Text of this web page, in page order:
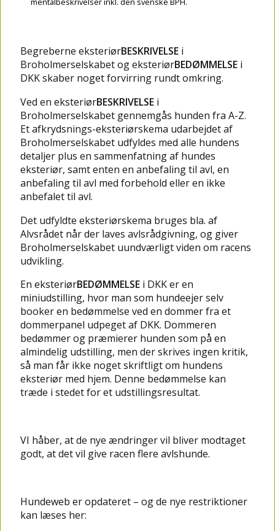
Begreberne eksteriørBESKRIVELSE i
Broholmerselskabet og eksteriørBEDØMMELSE i
DKK skaber noget forvirring rundt omkring.
Ved en eksteriørBESKRIVELSE i
Broholmerselskabet gennemgås hunden fra A-Z.
Et afkrydsnings-eksteriørskema udarbejdet af
Broholmerselskabet udfyldes med alle hundens
detaljer plus en sammenfatning af hundes
eksteriør, samt enten en anbefaling til avl, en
anbefaling til avl med forbehold eller en ikke
anbefalet til avl.
Det udfyldte eksteriørskema bruges bla. af
Alvsrådet når der laves avlsrådgivning, og giver
Broholmerselskabet uundværligt viden om racens
udvikling.
En eksteriørBEDØMMELSE i DKK er en
miniudstilling, hvor man som hundeejer selv
booker en bedømmelse ved en dommer fra et
dommerpanel udpeget af DKK. Dommeren
bedømmer og præmierer hunden som på en
almindelig udstilling, men der skrives ingen kritik,
så man får ikke noget skriftligt om hundens
eksteriør med hjem. Denne bedømmelse kan
træde i stedet for et udstillingsresultat.
VI håber, at de nye ændringer vil bliver modtaget
godt, at det vil give racen flere avlshunde.
Hundeweb er opdateret – og de nye restriktioner
kan læses her: